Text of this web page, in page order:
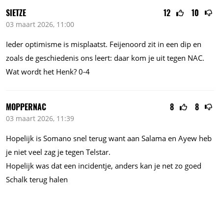
12 10
SIETZE
03 maart 2026, 11:00
Ieder optimisme is misplaatst. Feijenoord zit in een dip en
zoals de geschiedenis ons leert: daar kom je uit tegen NAC.
Wat wordt het Henk? 0-4
8 8
MOPPERNAC
03 maart 2026, 11:39
Hopelijk is Somano snel terug want aan Salama en Ayew heb
je niet veel zag je tegen Telstar.
Hopelijk was dat een incidentje, anders kan je net zo goed
Schalk terug halen